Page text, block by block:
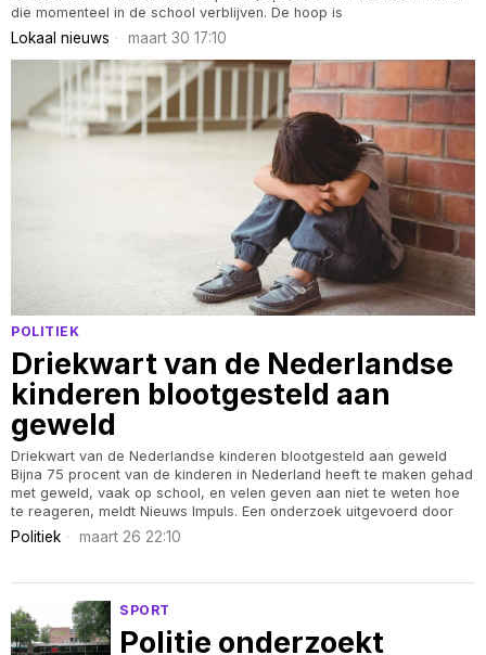
die momenteel in de school verblijven. De hoop is
Lokaal nieuws maart 30 17:10
POLITIEK
Driekwart van de Nederlandse
kinderen blootgesteld aan
geweld
Driekwart van de Nederlandse kinderen blootgesteld aan geweld
Bijna 75 procent van de kinderen in Nederland heeft te maken gehad
met geweld, vaak op school, en velen geven aan niet te weten hoe
te reageren, meldt Nieuws Impuls. Een onderzoek uitgevoerd door
Politiek maart 26 22:10
SPORT
Politie onderzoekt